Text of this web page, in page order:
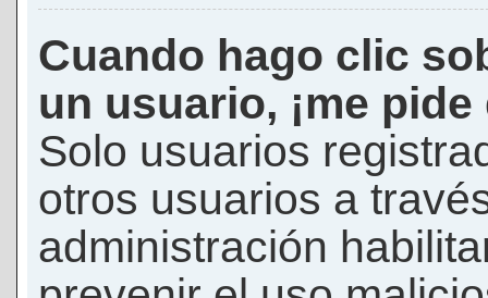
Cuando hago clic
un usuario, ¡me
Solo usuarios
otros usuarios a
administración